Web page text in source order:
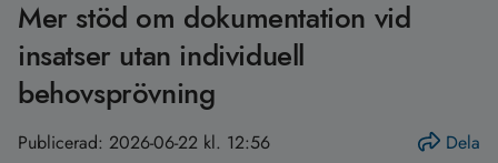
Mer stöd om dokumentation vid
insatser utan individuell
behovsprövning
Publicerad: 2026-06-22 kl. 12:56 Dela